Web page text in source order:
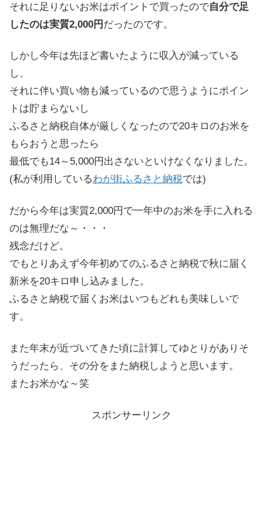
それに足りないお米はポイントで買ったので自分で足
したのは実質2,000円 だったのです。
しかし今年は先ほど書いたように収入が減っている
し、
それに伴い買い物も減っているので思うようにポイン
トは貯まらないし
ふるさと納税自体が厳しくなったので20キロのお米を
もらおうと思ったら
最低でも14～5,000円出さないといけなくなりました。
(私が利用しているわが街ふるさと納税では)
だから今年は実質2,000円で一年中のお米を手に入れる
のは無理だな～・・・
残念だけど。
でもとりあえず今年初めてのふるさと納税で秋に届く
新米を20キロ申し込みました。
ふるさと納税で届くお米はいつもどれも美味しいで
す。
また年末が近づいてきた頃に計算してゆとりがありそ
うだったら、その分をまた納税しようと思います。
またお米かな～笑
スポンサーリンク